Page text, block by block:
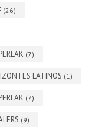
(26)
(7)
LATINOS (1)
(7)
(9)